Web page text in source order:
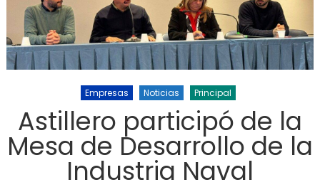
Empresas Noticias Principal
Astillero participó de la
Mesa de Desarrollo de la
Industria Naval